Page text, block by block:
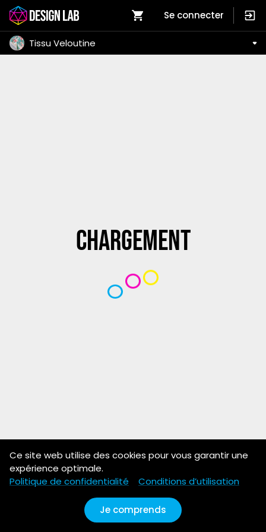
Tissu Veloutine
Se connecter
Chargement
Ce site web utilise des cookies pour vous garantir une
expérience optimale.
Politique de confidentialité
Conditions d’utilisation
Je comprends